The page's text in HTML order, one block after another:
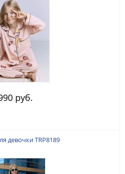
руб.
девочки TRP8189